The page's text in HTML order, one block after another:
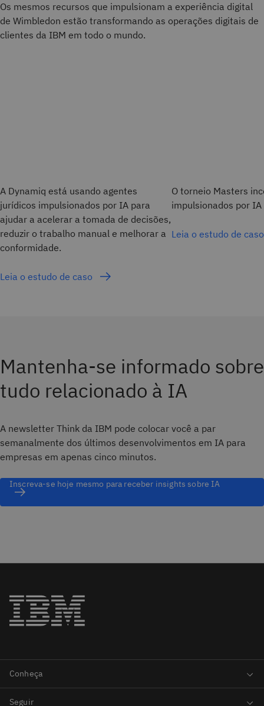
Os mesmos recursos que impulsionam a experiência digital
de Wimbledon estão transformando as operações digitais de
clientes da IBM em todo o mundo.
A Dynamiq está usando agentes
jurídicos impulsionados por IA para
ajudar a acelerar a tomada de decisões,
reduzir o trabalho manual e melhorar a
conformidade.
Leia o estudo de caso
O torneio Masters
impulsionados por
Leia o estudo de
Mantenha-se informado sobre
tudo relacionado à IA
A newsletter Think da IBM pode colocar você a par
semanalmente dos últimos desenvolvimentos em IA para
empresas em apenas cinco minutos.
Inscreva-se hoje mesmo para receber insights sobre IA